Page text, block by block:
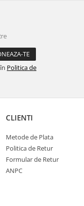
Politica de
CLIENTI
Metode de Plata
Politica de Retur
Formular de Retur
ANPC